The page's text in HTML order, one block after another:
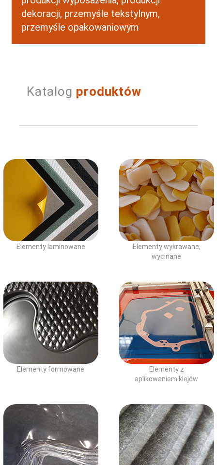
dekoracji, przemyśle tekstylnym,
przemyśle opakowaniowym
Katalog produktów
Elementy laminowane
Elementy wykrawane,
wycinane
Elementy formowane
Elementy z
aplikowaniem klejów